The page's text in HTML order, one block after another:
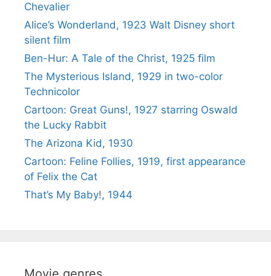
Chevalier
Alice’s Wonderland, 1923 Walt Disney short
silent film
Ben-Hur: A Tale of the Christ, 1925 film
The Mysterious Island, 1929 in two-color
Technicolor
Cartoon: Great Guns!, 1927 starring Oswald
the Lucky Rabbit
The Arizona Kid, 1930
Cartoon: Feline Follies, 1919, first appearance
of Felix the Cat
That’s My Baby!, 1944